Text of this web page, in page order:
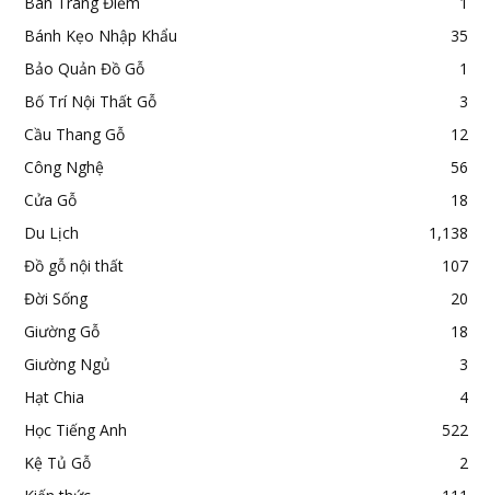
Bánh Kẹo Nhập Khẩu
35
Bảo Quản Đồ Gỗ
1
Bố Trí Nội Thất Gỗ
3
Cầu Thang Gỗ
12
Công Nghệ
56
Cửa Gỗ
18
Du Lịch
1,138
Đồ gỗ nội thất
107
Đời Sống
20
Giường Gỗ
18
Giường Ngủ
3
Hạt Chia
4
Học Tiếng Anh
522
Kệ Tủ Gỗ
2